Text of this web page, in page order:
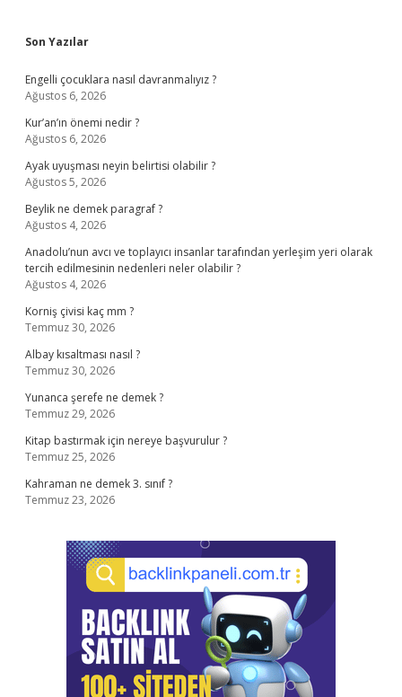
Sidebar
Son Yazılar
Engelli çocuklara nasıl davranmalıyız ?
Ağustos 6, 2026
Kur’an’ın önemi nedir ?
Ağustos 6, 2026
Ayak uyuşması neyin belirtisi olabilir ?
Ağustos 5, 2026
Beylik ne demek paragraf ?
Ağustos 4, 2026
Anadolu’nun avcı ve toplayıcı insanlar tarafından yerleşim yeri olarak
tercih edilmesinin nedenleri neler olabilir ?
Ağustos 4, 2026
Korniş çivisi kaç mm ?
Temmuz 30, 2026
Albay kısaltması nasıl ?
Temmuz 30, 2026
Yunanca şerefe ne demek ?
Temmuz 29, 2026
Kitap bastırmak için nereye başvurulur ?
Temmuz 25, 2026
Kahraman ne demek 3. sınıf ?
Temmuz 23, 2026